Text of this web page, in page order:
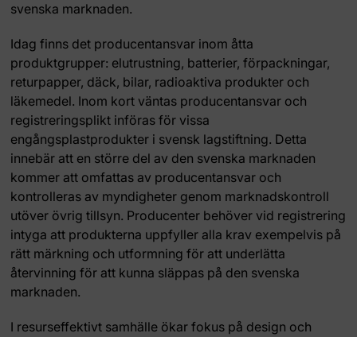
svenska marknaden.
Idag finns det producentansvar inom åtta
produktgrupper: elutrustning, batterier, förpackningar,
returpapper, däck, bilar, radioaktiva produkter och
läkemedel. Inom kort väntas producentansvar och
registreringsplikt införas för vissa
engångsplastprodukter i svensk lagstiftning. Detta
innebär att en större del av den svenska marknaden
kommer att omfattas av producentansvar och
kontrolleras av myndigheter genom marknadskontroll
utöver övrig tillsyn. Producenter behöver vid registrering
intyga att produkterna uppfyller alla krav exempelvis på
rätt märkning och utformning för att underlätta
återvinning för att kunna släppas på den svenska
marknaden.
I resurseffektivt samhälle ökar fokus på design och